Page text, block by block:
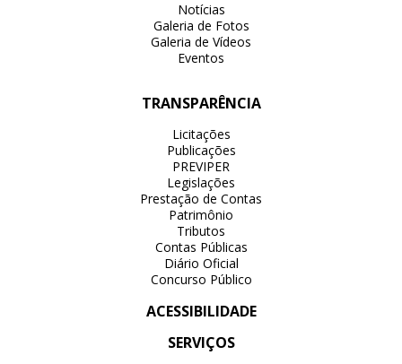
Notícias
Galeria de Fotos
Galeria de Vídeos
Eventos
TRANSPARÊNCIA
Licitações
Publicações
PREVIPER
Legislações
Prestação de Contas
Patrimônio
Tributos
Contas Públicas
Diário Oficial
Concurso Público
ACESSIBILIDADE
SERVIÇOS